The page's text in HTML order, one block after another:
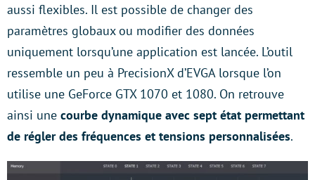
aussi flexibles. Il est possible de changer des
paramètres globaux ou modifier des données
uniquement lorsqu’une application est lancée. L’outil
ressemble un peu à PrecisionX d’EVGA lorsque l’on
utilise une GeForce GTX 1070 et 1080. On retrouve
ainsi une courbe dynamique avec sept état permettant
de régler des fréquences et tensions personnalisées.